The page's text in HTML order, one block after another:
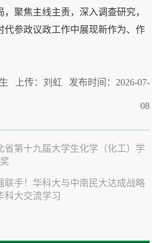
聚焦主线主责，深入调查研究，
代参政议政工作中展现新作为、作
上传：刘虹 发布时间：2026-07-
08
省第十九届大学生化学（化工）学
联手！华科大与中南民大达成战略
科大交流学习